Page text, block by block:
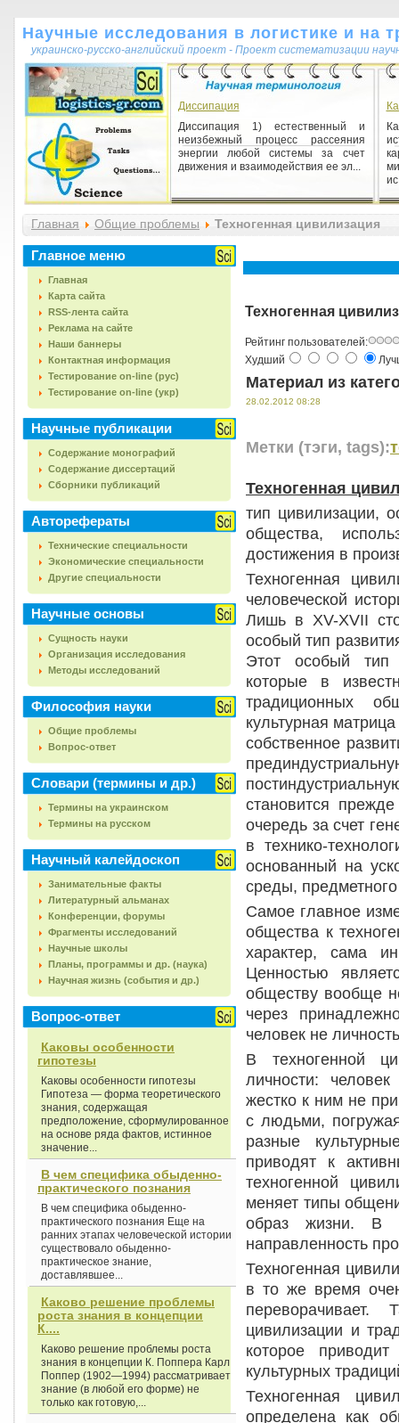
Научные исследования в логистике и на
украинско-русско-английский проект - Проект систематизации
Диссипация
Диссипация 1) естественный и
неизбежный процесс рассеяния
энергии любой системы за счет
движения и взаимодействия ее эл...
Форма
Форма 1) те свойства и отношения
одинаковы для них (изоморфны).
Форма всегда абсолютна толь...
Главная Общие проблемы Техногенная цивилизация
Главное меню
Главная
Карта сайта
RSS-лента сайта
Реклама на сайте
Наши баннеры
Контактная информация
Тестирование on-line (рус)
Тестирование on-line (укр)
Научные публикации
Содержание монографий
Содержание диссертаций
Сборники публикаций
Авторефераты
Технические специальности
Экономические специальности
Другие специальности
Научные основы
Сущность науки
Организация исследования
Методы исследований
Философия науки
Общие проблемы
Вопрос-ответ
Словари (термины и др.)
Термины на украинском
Термины на русском
Научный калейдоскоп
Занимательные факты
Литературный альманах
Конференции, форумы
Фрагменты исследований
Научные школы
Планы, программы и др. (наука)
Научная жизнь (события и др.)
Вопрос-ответ
Каковы особенности
гипотезы
Каковы особенности гипотезы
Гипотеза — форма теоретического
знания, содержащая
предположение, сформулированное
на основе ряда фактов, истинное
значение...
В чем специфика обыденно-
практического познания
В чем специфика обыденно-
практического познания Еще на
ранних этапах человеческой истории
существовало обыденно-
практическое знание,
доставлявшее...
Каково решение проблемы
роста знания в концепции
К....
Каково решение проблемы роста
знания в концепции К. Поппера Карл
Поппер (1902—1994) рассматривает
знание (в любой его форме) не
только как готовую,...
Техногенная
Рейтинг пользователей:
Худший
Материал из
28.02.2012 08:28
Метки (тэги, tags):
Техногенная
тип цивилизации,
общества,
достижения в
Техногенная
человеческой
Лишь в XV-XVII
особый тип
Этот особый тип
которые в
традиционных
культурная
собственное
становится
очередь за счет
в технико-
основанный на
среды,
Самое главное
общества к
характер, сама
Ценностью
обществу вообще
через
человек не
В техногенной
личности:
жестко к ним не
с людьми,
разные
приводят к
техногенной
меняет типы
образ жизни. В
направленность
Техногенная
в то же время
переворачивает.
цивилизации и
которое
культурных
Техногенная
определена как